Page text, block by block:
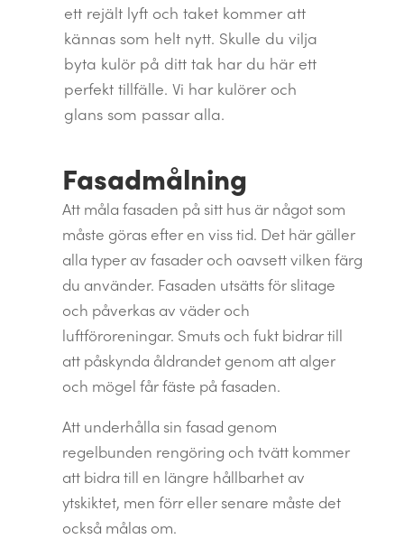
ett rejält lyft och taket kommer att
kännas som helt nytt. Skulle du vilja
byta kulör på ditt tak har du här ett
perfekt tillfälle. Vi har kulörer och
glans som passar alla.
Fasadmålning
Att måla fasaden på sitt hus är något som
måste göras efter en viss tid. Det här gäller
alla typer av fasader och oavsett vilken färg
du använder. Fasaden utsätts för slitage
och påverkas av väder och
luftföroreningar. Smuts och fukt bidrar till
att påskynda åldrandet genom att alger
och mögel får fäste på fasaden.
Att underhålla sin fasad genom
regelbunden rengöring och tvätt kommer
att bidra till en längre hållbarhet av
ytskiktet, men förr eller senare måste det
också målas om.